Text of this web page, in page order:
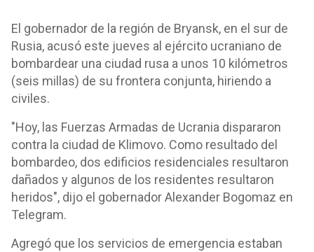
El gobernador de la región de Bryansk, en el sur de
Rusia, acusó este jueves al ejército ucraniano de
bombardear una ciudad rusa a unos 10 kilómetros
(seis millas) de su frontera conjunta, hiriendo a
civiles.
"Hoy, las Fuerzas Armadas de Ucrania dispararon
contra la ciudad de Klimovo. Como resultado del
bombardeo, dos edificios residenciales resultaron
dañados y algunos de los residentes resultaron
heridos", dijo el gobernador Alexander Bogomaz en
Telegram.
Agregó que los servicios de emergencia estaban